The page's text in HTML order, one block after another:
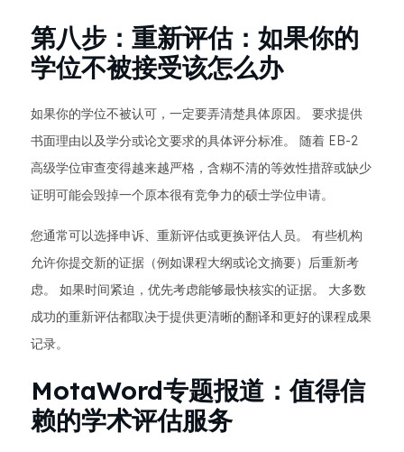
第八步：重新评估：如果你的
学位不被接受该怎么办
如果你的学位不被认可，一定要弄清楚具体原因。 要求提供
书面理由以及学分或论文要求的具体评分标准。 随着 EB-2
高级学位审查变得越来越严格，含糊不清的等效性措辞或缺少
证明可能会毁掉一个原本很有竞争力的硕士学位申请。
您通常可以选择申诉、重新评估或更换评估人员。 有些机构
允许你提交新的证据（例如课程大纲或论文摘要）后重新考
虑。 如果时间紧迫，优先考虑能够最快核实的证据。 大多数
成功的重新评估都取决于提供更清晰的翻译和更好的课程成果
记录。
MotaWord专题报道：值得信
赖的学术评估服务